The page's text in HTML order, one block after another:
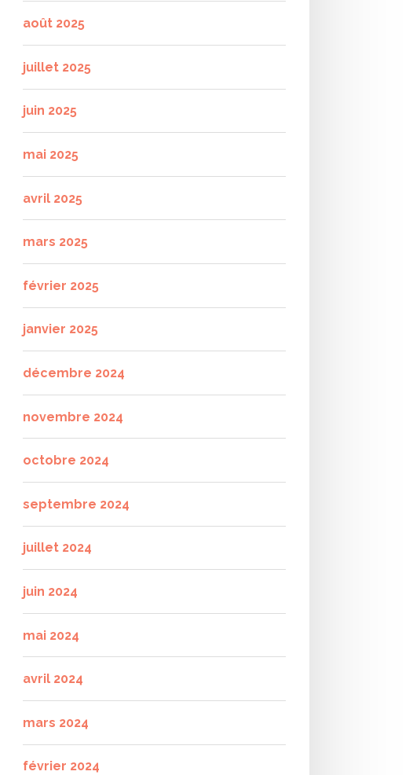
août 2025
juillet 2025
juin 2025
mai 2025
avril 2025
mars 2025
février 2025
janvier 2025
décembre 2024
novembre 2024
octobre 2024
septembre 2024
juillet 2024
juin 2024
mai 2024
avril 2024
mars 2024
février 2024